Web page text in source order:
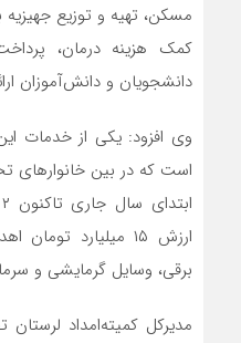
مسکن، تهیه و توزیع جهیزیه
کمک هزینه درمان،
دانشجویان و دانش‌آموزان
وی افزود: یکی از خدمات
است که در بین
ارزش ۱۵ میلیارد
برقی، وسایل گرمایشی و
مدیرکل کمیته‌امداد